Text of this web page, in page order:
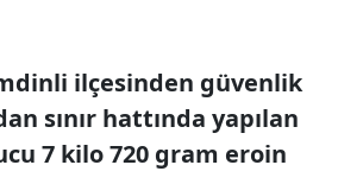
ilçesinden güvenlik
sınır hattında yapılan
7 kilo 720 gram eroin